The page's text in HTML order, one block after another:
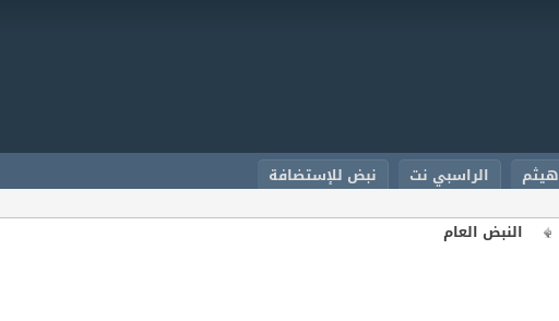
الراسبي نت نبض للإستضافة
النبض العام